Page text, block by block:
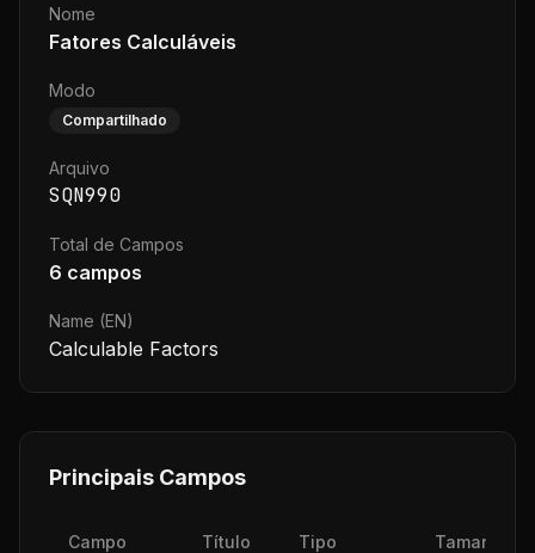
Nome
Fatores Calculáveis
Modo
Compartilhado
Arquivo
SQN990
Total de Campos
6 campos
Name (EN)
Calculable Factors
Principais Campos
Campo Título Tipo Tamanho